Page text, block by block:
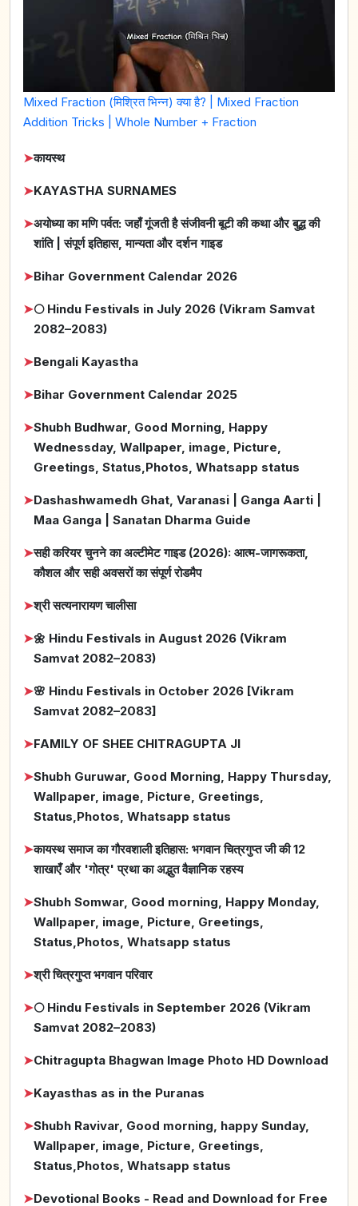
Mixed Fraction (मिश्रित भिन्न) क्या है? | Mixed Fraction
Addition Tricks | Whole Number + Fraction
➤कायस्थ
➤KAYASTHA SURNAMES
➤अयोध्या का मणि पर्वत: जहाँ गूंजती है संजीवनी बूटी की कथा और बुद्ध की
शांति | संपूर्ण इतिहास, मान्यता और दर्शन गाइड
➤Bihar Government Calendar 2026
➤🌕 Hindu Festivals in July 2026 (Vikram Samvat
2082–2083)
➤Bengali Kayastha
➤Bihar Government Calendar 2025
➤Shubh Budhwar, Good Morning, Happy
Wednessday, Wallpaper, image, Picture,
Greetings, Status,Photos, Whatsapp status
➤Dashashwamedh Ghat, Varanasi | Ganga Aarti |
Maa Ganga | Sanatan Dharma Guide
➤सही करियर चुनने का अल्टीमेट गाइड (2026): आत्म-जागरूकता,
कौशल और सही अवसरों का संपूर्ण रोडमैप
➤श्री सत्यनारायण चालीसा
➤🌼 Hindu Festivals in August 2026 (Vikram
Samvat 2082–2083)
➤🌸 Hindu Festivals in October 2026 [Vikram
Samvat 2082–2083]
➤FAMILY OF SHEE CHITRAGUPTA JI
➤Shubh Guruwar, Good Morning, Happy Thursday,
Wallpaper, image, Picture, Greetings,
Status,Photos, Whatsapp status
➤कायस्थ समाज का गौरवशाली इतिहास: भगवान चित्रगुप्त जी की 12
शाखाएँ और 'गोत्र' प्रथा का अद्भुत वैज्ञानिक रहस्य
➤Shubh Somwar, Good morning, Happy Monday,
Wallpaper, image, Picture, Greetings,
Status,Photos, Whatsapp status
➤श्री चित्रगुप्त भगवान परिवार
➤🌕 Hindu Festivals in September 2026 (Vikram
Samvat 2082–2083)
➤Chitragupta Bhagwan Image Photo HD Download
➤Kayasthas as in the Puranas
➤Shubh Ravivar, Good morning, happy Sunday,
Wallpaper, image, Picture, Greetings,
Status,Photos, Whatsapp status
➤Devotional Books - Read and Download for Free